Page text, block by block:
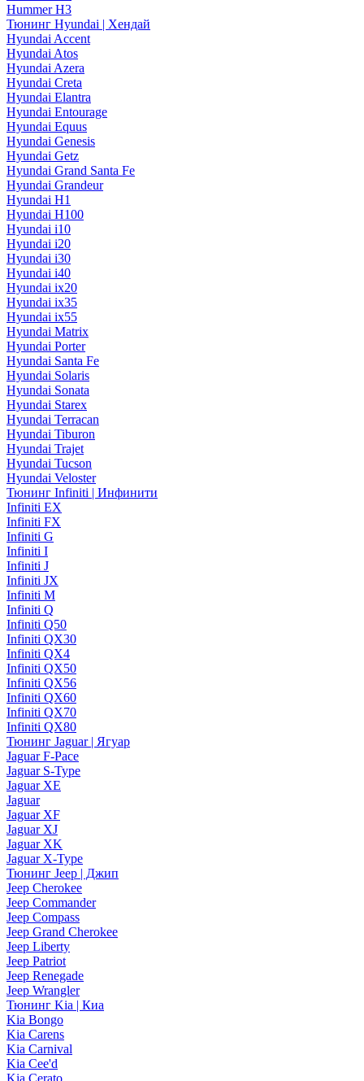
Hummer H3
Тюнинг Hyundai | Хендай
Hyundai Accent
Hyundai Atos
Hyundai Azera
Hyundai Creta
Hyundai Elantra
Hyundai Entourage
Hyundai Equus
Hyundai Genesis
Hyundai Getz
Hyundai Grand Santa Fe
Hyundai Grandeur
Hyundai H1
Hyundai H100
Hyundai i10
Hyundai i20
Hyundai i30
Hyundai i40
Hyundai ix20
Hyundai ix35
Hyundai ix55
Hyundai Matrix
Hyundai Porter
Hyundai Santa Fe
Hyundai Solaris
Hyundai Sonata
Hyundai Starex
Hyundai Terracan
Hyundai Tiburon
Hyundai Trajet
Hyundai Tucson
Hyundai Veloster
Тюнинг Infiniti | Инфинити
Infiniti EX
Infiniti FX
Infiniti G
Infiniti I
Infiniti J
Infiniti JX
Infiniti M
Infiniti Q
Infiniti Q50
Infiniti QX30
Infiniti QX4
Infiniti QX50
Infiniti QX56
Infiniti QX60
Infiniti QX70
Infiniti QX80
Тюнинг Jaguar | Ягуар
Jaguar F-Pace
Jaguar S-Type
Jaguar XE
Jaguar
Jaguar XF
Jaguar XJ
Jaguar XK
Jaguar X-Type
Тюнинг Jeep | Джип
Jeep Cherokee
Jeep Commander
Jeep Compass
Jeep Grand Cherokee
Jeep Liberty
Jeep Patriot
Jeep Renegade
Jeep Wrangler
Тюнинг Kia | Киа
Kia Bongo
Kia Carens
Kia Carnival
Kia Cee'd
Kia Cerato